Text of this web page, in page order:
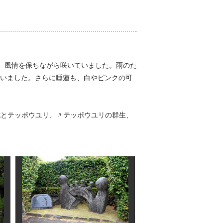
情を保ちながら咲いていました。雨のた
ました。さらに睡蓮も、白やピンクの可
テッポウユリ、〃テッポウユリの群生、